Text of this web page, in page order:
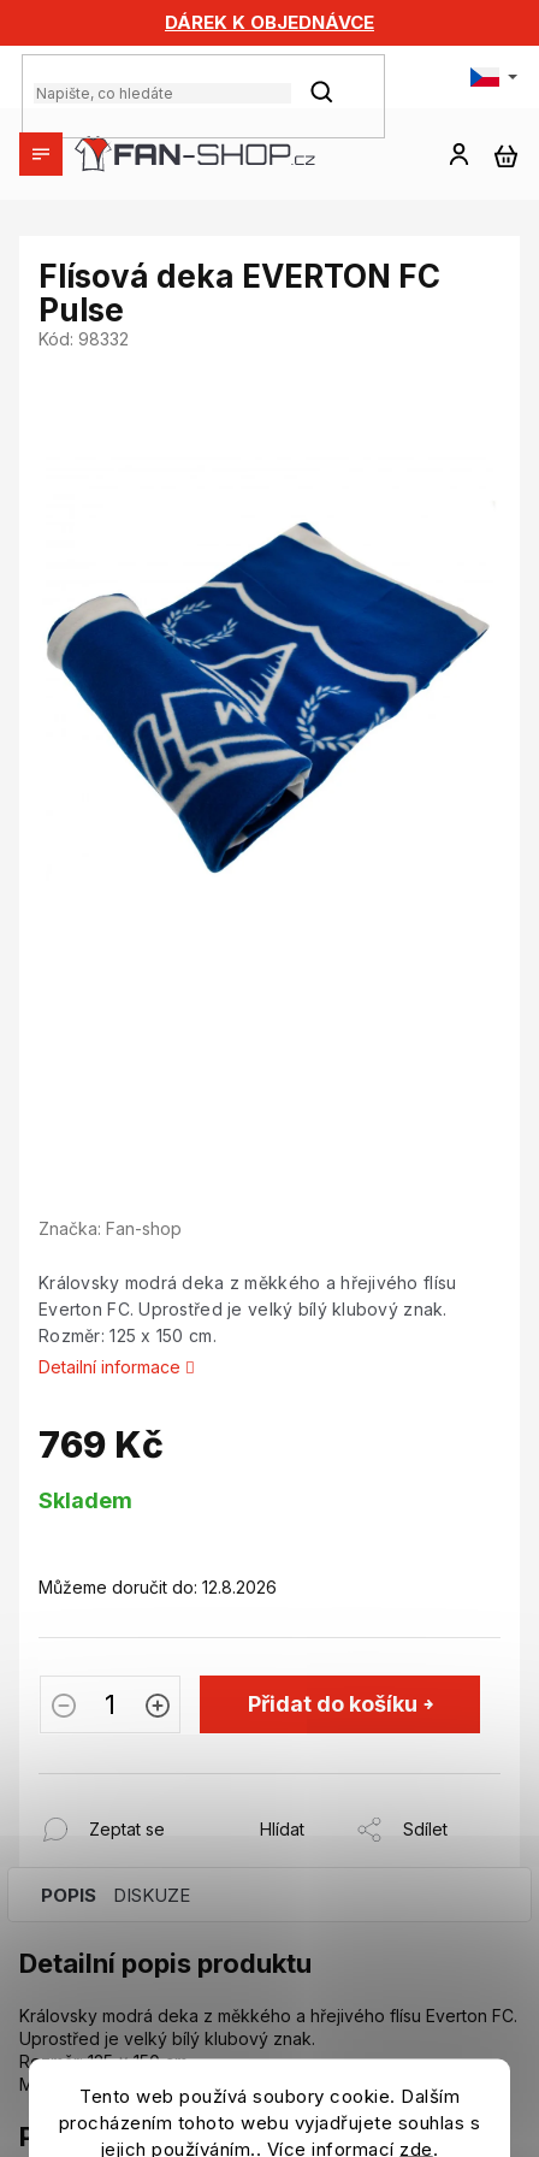
Tento web používá soubory cookie. Dalším
procházením tohoto webu vyjadřujete souhlas s
jejich používáním.. Více informací zde.
obsah
DÁREK K OBJEDNÁVCE
HLEDAT
Flísová deka EVERTON FC
Pulse
Kód: 98332
Značka: Fan-shop
Královsky modrá deka z měkkého a hřejivého flísu
Everton FC. Uprostřed je velký bílý klubový znak.
Rozměr: 125 x 150 cm.
Detailní informace
769 Kč
cena:
Skladem
Můžeme doručit do: 12.8.2026
Přidat do košíku
Zeptat se Hlídat Sdílet
POPIS DISKUZE
Detailní popis produktu
Královsky modrá deka z měkkého a hřejivého flísu Everton FC.
Uprostřed je velký bílý klubový znak.
Rozměr: 125 x 150 cm.
Materiál: 100% polyester.
Parametry